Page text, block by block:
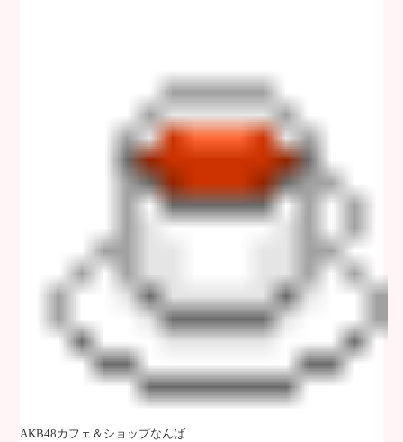
AKB48カフェ＆ショップなんば